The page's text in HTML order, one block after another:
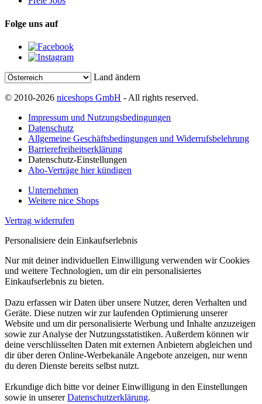
Folge uns auf
Land ändern
© 2010-2026 niceshops GmbH - All rights reserved.
Impressum und Nutzungsbedingungen
Datenschutz
Allgemeine Geschäftsbedingungen und Widerrufsbelehrung
Barrierefreiheitserklärung
Datenschutz-Einstellungen
Abo-Verträge hier kündigen
Unternehmen
Weitere nice Shops
Vertrag widerrufen
Personalisiere dein Einkaufserlebnis
Nur mit deiner individuellen Einwilligung verwenden wir Cookies
und weitere Technologien, um dir ein personalisiertes
Einkaufserlebnis zu bieten.
Dazu erfassen wir Daten über unsere Nutzer, deren Verhalten und
Geräte. Diese nutzen wir zur laufenden Optimierung unserer
Website und um dir personalisierte Werbung und Inhalte anzuzeigen
sowie zur Analyse der Nutzungsstatistiken. Außerdem können wir
deine verschlüsselten Daten mit externen Anbietern abgleichen und
dir über deren Online-Werbekanäle Angebote anzeigen, nur wenn
du deren Dienste bereits selbst nutzt.
Erkundige dich bitte vor deiner Einwilligung in den Einstellungen
sowie in unsererDatenschutzerklärung.